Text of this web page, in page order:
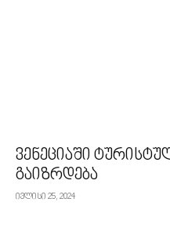
ვენეციაში
გაიზრდება
ივლისი 25, 2024